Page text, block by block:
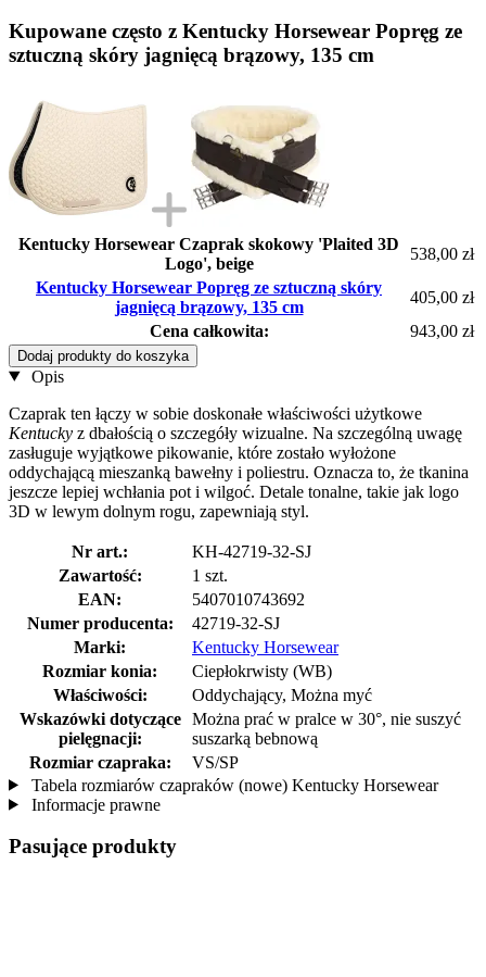
Kupowane często z Kentucky Horsewear Popręg ze
sztuczną skóry jagnięcą brązowy, 135 cm
Kentucky Horsewear Czaprak skokowy 'Plaited 3D
Logo', beige
538,00 zł
Kentucky Horsewear Popręg ze sztuczną skóry
jagnięcą brązowy, 135 cm
405,00 zł
Cena całkowita:
943,00 zł
Dodaj produkty do koszyka
Opis
Czaprak ten łączy w sobie doskonałe właściwości użytkowe
Kentucky z dbałością o szczegóły wizualne. Na szczególną uwagę
zasługuje wyjątkowe pikowanie, które zostało wyłożone
oddychającą mieszanką bawełny i poliestru. Oznacza to, że tkanina
jeszcze lepiej wchłania pot i wilgoć. Detale tonalne, takie jak logo
3D w lewym dolnym rogu, zapewniają styl.
Nr art.:
KH-42719-32-SJ
Zawartość:
1 szt.
EAN:
5407010743692
Numer producenta:
42719-32-SJ
Marki:
Kentucky Horsewear
Rozmiar konia:
Ciepłokrwisty (WB)
Właściwości:
Oddychający, Można myć
Wskazówki dotyczące
pielęgnacji:
Można prać w pralce w 30°, nie suszyć
suszarką bebnową
Rozmiar czapraka:
VS/SP
Tabela rozmiarów czapraków (nowe) Kentucky Horsewear
Informacje prawne
Pasujące produkty